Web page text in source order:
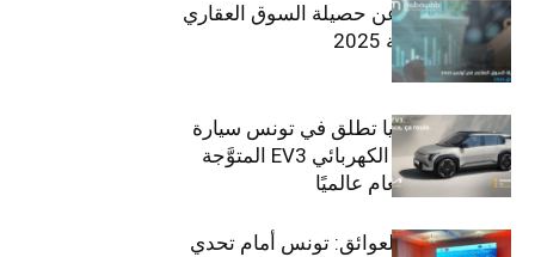
مبوب تكشف عن حصيلة السوق العقاري
في تونس لسنة 2025
سيتي كارز – كيا تطلق في تونس سيارة
الـدفع الرباعي الكهربائي EV3 المتوَّجة
بلقب سيارة العام عالميًا
بين الطموح والعوائق: تونس أمام تحدي